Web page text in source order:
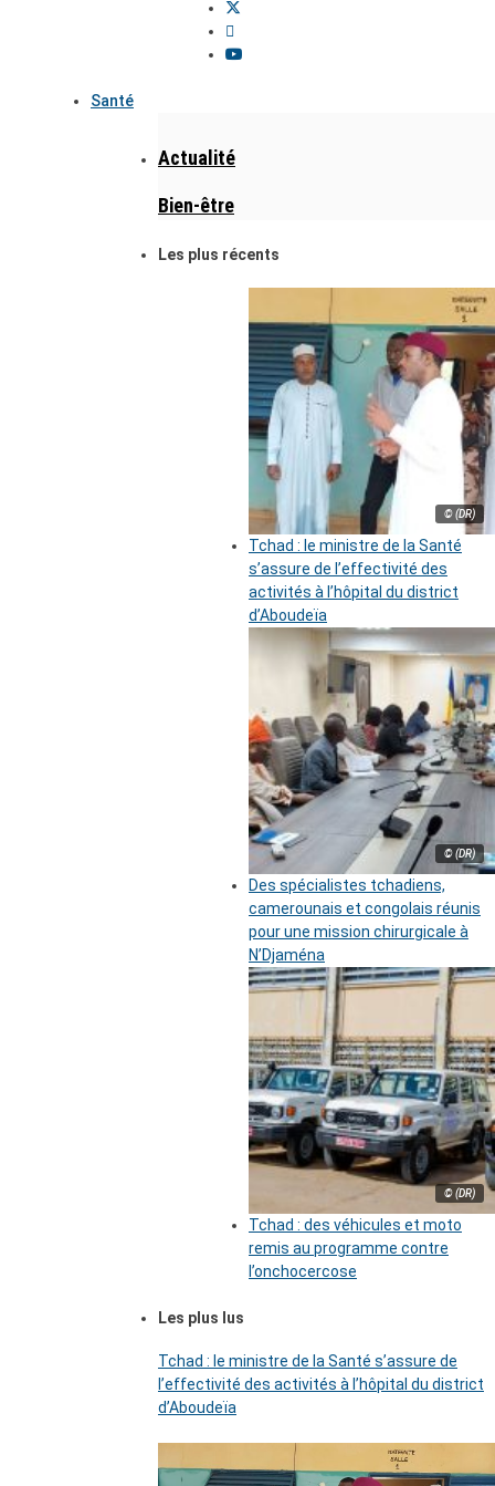
Santé
Actualité
Bien-être
Les plus récents
© (DR)
Tchad : le ministre de la Santé
s’assure de l’effectivité des
activités à l’hôpital du district
d’Aboudeïa
© (DR)
Des spécialistes tchadiens,
camerounais et congolais réunis
pour une mission chirurgicale à
N’Djaména
© (DR)
Tchad : des véhicules et moto
remis au programme contre
l’onchocercose
Les plus lus
Tchad : le ministre de la Santé s’assure de
l’effectivité des activités à l’hôpital du district
d’Aboudeïa